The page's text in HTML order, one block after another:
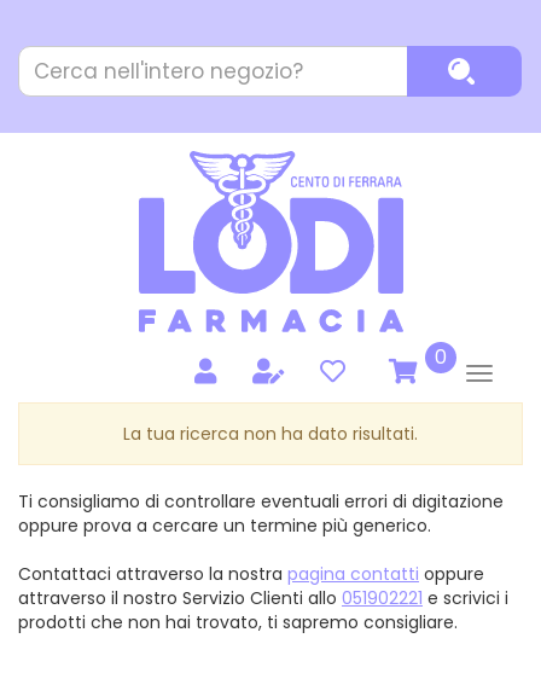
contenuto
principale
Cerca
Prodotto
0prodotti
inseriti
La tua ricerca non ha dato risultati.
Ti consigliamo di controllare eventuali errori di digitazione
oppure prova a cercare un termine più generico.
Contattaci attraverso la nostra pagina contatti oppure
attraverso il nostro Servizio Clienti allo 051902221 e scrivici i
prodotti che non hai trovato, ti sapremo consigliare.